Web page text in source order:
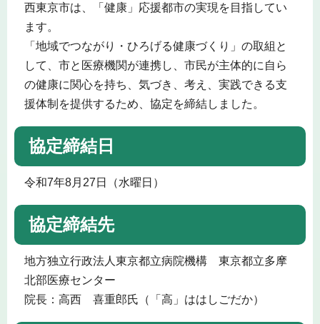
西東京市は、「健康」応援都市の実現を目指してい
ます。
「地域でつながり・ひろげる健康づくり」の取組と
して、市と医療機関が連携し、市民が主体的に自ら
の健康に関心を持ち、気づき、考え、実践できる支
援体制を提供するため、協定を締結しました。
協定締結日
令和7年8月27日（水曜日）
協定締結先
地方独立行政法人東京都立病院機構 東京都立多摩
北部医療センター
院長：高西 喜重郎氏（「高」ははしごだか）